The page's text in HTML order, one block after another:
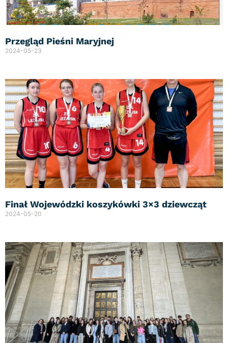
Przegląd Pieśni Maryjnej
2024-05-23
Finał Wojewódzki koszykówki 3×3 dziewcząt
2024-05-20